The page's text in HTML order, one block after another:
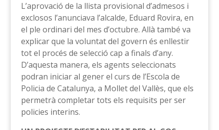
L’aprovació de la llista provisional d’admesos i
exclosos l’anunciava l’alcalde, Eduard Rovira, en
el ple ordinari del mes d’octubre. Allà també va
explicar que la voluntat del govern és enllestir
tot el procés de selecció cap a finals d’any.
D’aquesta manera, els agents seleccionats
podran iniciar al gener el curs de l’Escola de
Policia de Catalunya, a Mollet del Vallès, que els
permetrà completar tots els requisits per ser
policies interins.